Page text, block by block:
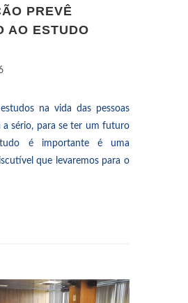
PREVÊ
AO ESTUDO
na vida das pessoas
a sério, para se ter um futuro
é importante é uma
que levaremos para o